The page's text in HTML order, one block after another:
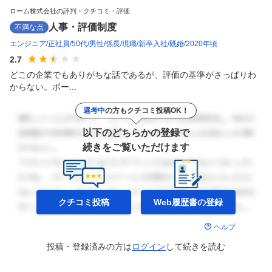
ローム株式会社の評判・クチコミ・評価
不満な点 人事・評価制度
エンジニア 正社員 50代 男性 係長 現職 新卒入社 既婚 2020年頃
2.7
どこの企業でもありがちな話であるが、評価の基準がさっぱりわ
からない。ボー...
選考中の方もクチコミ投稿OK！
以下のどちらかの登録で
続きをご覧いただけます
クチコミ投稿 Web履歴書の登録
ヘルプ
投稿・登録済みの方はログイン して続きを読む